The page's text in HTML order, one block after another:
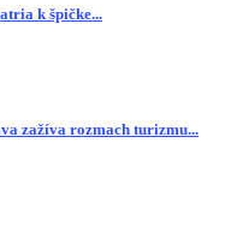
k špičke...
zažíva rozmach turizmu...